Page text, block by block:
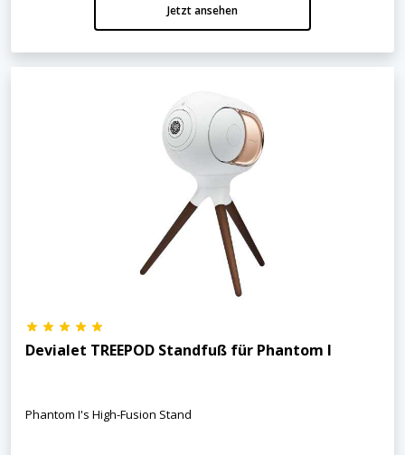
Jetzt ansehen
Devialet TREEPOD Standfuß für Phantom I
Phantom I's High-Fusion Stand